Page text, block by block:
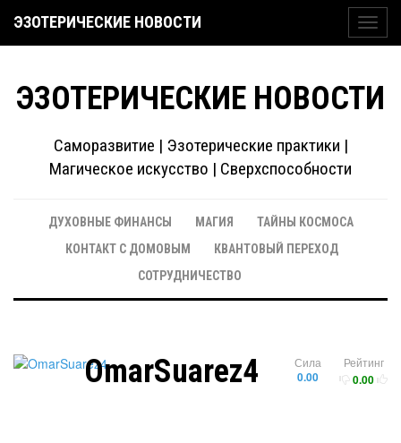
ЭЗОТЕРИЧЕСКИЕ НОВОСТИ
ЭЗОТЕРИЧЕСКИЕ НОВОСТИ
Саморазвитие | Эзотерические практики |
Магическое искусство | Сверхспособности
ДУХОВНЫЕ ФИНАНСЫ МАГИЯ
ТАЙНЫ КОСМОСА
КОНТАКТ С ДОМОВЫМ
КВАНТОВЫЙ ПЕРЕХОД
СОТРУДНИЧЕСТВО
Рейтинг
0.00
Сила
0.00
OmarSuarez4